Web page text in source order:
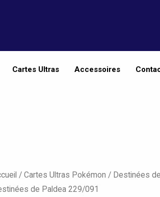
Cartes Ultras Accessoires
/Cartes Ultras Pokémon / Destinées
de Paldea 229/091